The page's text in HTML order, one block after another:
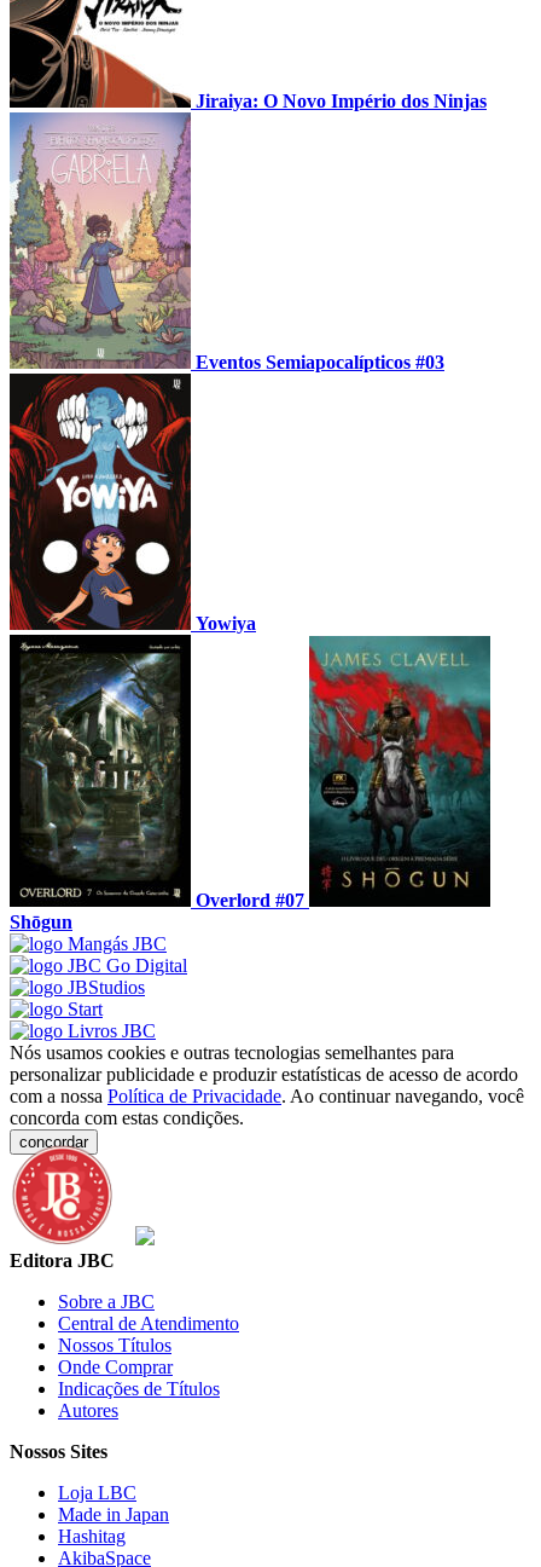
Jiraiya: O Novo Império dos Ninjas
Eventos Semiapocalípticos #03
Yowiya
Overlord #07
Shōgun
Nós usamos cookies e outras tecnologias semelhantes para
personalizar publicidade e produzir estatísticas de acesso de acordo
com a nossa Política de Privacidade. Ao continuar navegando, você
concorda com estas condições.
concordar
Editora JBC
Sobre a JBC
Central de Atendimento
Nossos Títulos
Onde Comprar
Indicações de Títulos
Autores
Nossos Sites
Loja LBC
Made in Japan
Hashitag
AkibaSpace